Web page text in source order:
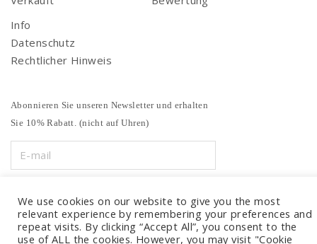
Info
Datenschutz
Rechtlicher Hinweis
Abonnieren Sie unseren Newsletter und erhalten
Sie 10% Rabatt. (nicht auf Uhren)
We use cookies on our website to give you the most
relevant experience by remembering your preferences and
repeat visits. By clicking “Accept All”, you consent to the
use of ALL the cookies. However, you may visit "Cookie